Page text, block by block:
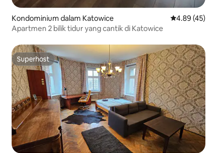
Kondominium dalam Katowice Penarafan
4.89 (45)
Apartmen 2 bilik tidur yang cantik di Katowice
Superhost
Superhost